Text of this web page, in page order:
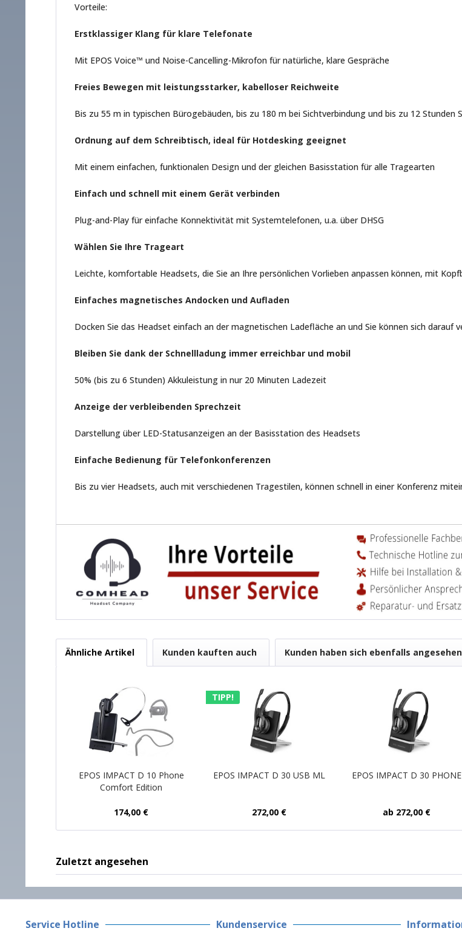
Vorteile:
Erstklassiger Klang für klare Telefonate
Mit EPOS Voice™ und Noise-Cancelling-Mikrofon für natürliche, klare Gespräche
Freies Bewegen mit leistungsstarker, kabelloser Reichweite
Bis zu 55 m in typischen Bürogebäuden, bis zu 180 m bei Sichtverbindung und bis zu 12 Stunden
Ordnung auf dem Schreibtisch, ideal für Hotdesking geeignet
Mit einem einfachen, funktionalen Design und der gleichen Basisstation für alle Tragearten
Einfach und schnell mit einem Gerät verbinden
Plug-and-Play für einfache Konnektivität mit Systemtelefonen, u.a. über DHSG
Wählen Sie Ihre Trageart
Leichte, komfortable Headsets, die Sie an Ihre persönlichen Vorlieben anpassen können, mit
Einfaches magnetisches Andocken und Aufladen
Docken Sie das Headset einfach an der magnetischen Ladefläche an und Sie können sich
Bleiben Sie dank der Schnellladung immer erreichbar und mobil
50% (bis zu 6 Stunden) Akkuleistung in nur 20 Minuten Ladezeit
Anzeige der verbleibenden Sprechzeit
Darstellung über LED-Statusanzeigen an der Basisstation des Headsets
Einfache Bedienung für Telefonkonferenzen
Bis zu vier Headsets, auch mit verschiedenen Tragestilen, können schnell in einer Konferenz
Ähnliche Artikel Kunden kauften auch Kunden haben sich ebenfalls angesehen
EPOS IMPACT D 10 Phone
Comfort Edition
174,00 €
TIPP!
EPOS IMPACT D 30 USB ML
272,00 €
EPOS IMPACT D 30 PHONE
ab 272,00 €
Zuletzt angesehen
Service Hotline Kundenservice